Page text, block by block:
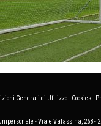
Generali di Utilizzo- Cookies-
- Viale Valassina, 268 -